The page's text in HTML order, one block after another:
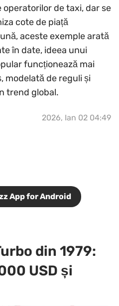
de taxi, dar se
cote de piață
aceste exemple arată
în date, ideea unui
funcționează mai
modelată de reguli și
trend global.
2026, Ian 02 04:49
App for Android
din 1979:
USD și